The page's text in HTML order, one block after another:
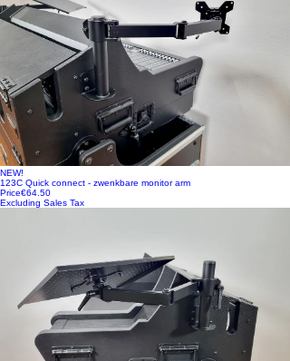
NEW!
123C Quick connect - zwenkbare monitor arm
Price€64.50
Excluding Sales Tax